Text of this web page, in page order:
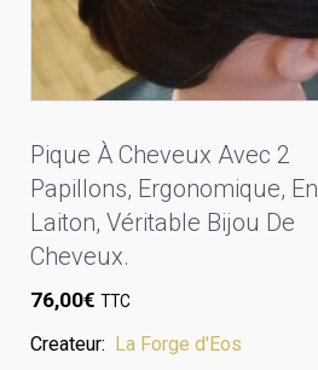
Pique À Cheveux Avec 2
Papillons, Ergonomique, En
Laiton, Véritable Bijou De
Cheveux.
76,00€ TTC
Createur: La Forge d'Eos